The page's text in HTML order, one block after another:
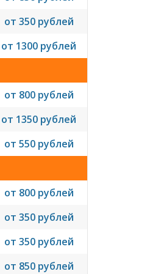
от 350 рублей
от 1300 рублей
от 800 рублей
от 1350 рублей
от 550 рублей
от 800 рублей
от 350 рублей
от 350 рублей
от 850 рублей